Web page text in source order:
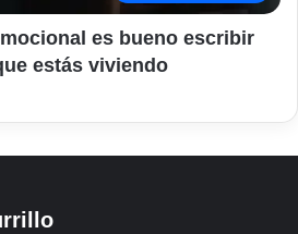
es bueno escribir
estás viviendo